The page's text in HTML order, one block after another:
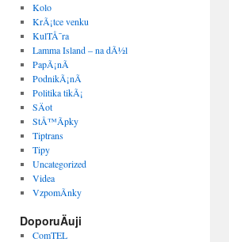
Kolo
KrÃ¡tce venku
KulTÅ¯ra
Lamma Island – na dÃ½l
PapÃ¡nÃ­
PodnikÃ¡nÃ­
Politika tikÃ¡
SÄot
StÅ™Ã­pky
Tiptrans
Tipy
Uncategorized
Videa
VzpomÃ­nky
DoporuÄuji
ComTEL